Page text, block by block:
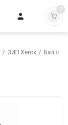
0
/ ЗИП Xerox / Вал